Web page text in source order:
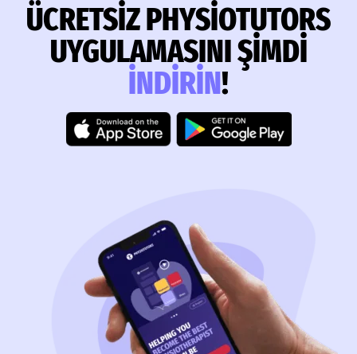
ÜCRETSIZ PHYSIOTUTORS
UYGULAMASINI ŞIMDI
INDIRIN!